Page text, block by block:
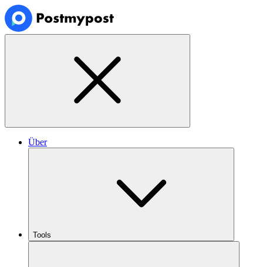
Über
Tools